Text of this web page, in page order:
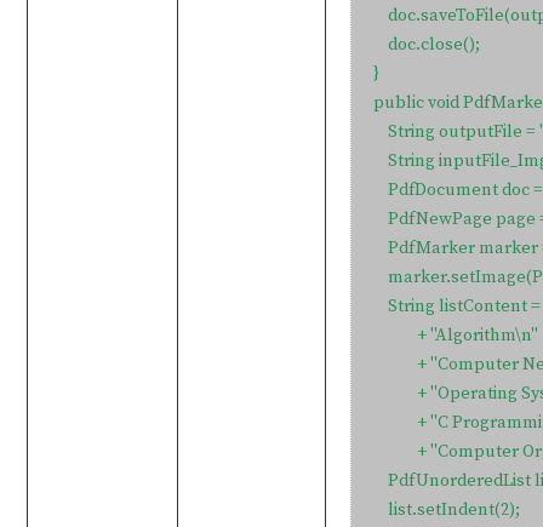
    doc.close();
}
public void
String
String
PdfDocument doc
PdfNewPage page
PdfMarker
String
            + "Algorithm\n"
+
+ "Operating
+ "C
+
PdfUnorderedList
    list.setIndent(2);